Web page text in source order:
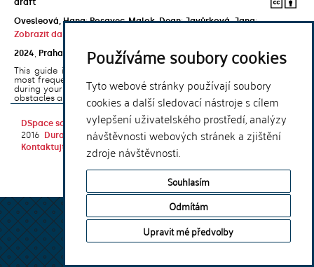
Používáme soubory cookies
Tyto webové stránky používají soubory
cookies a další sledovací nástroje s cílem
vylepšení uživatelského prostředí, analýzy
návštěvnosti webových stránek a zjištění
zdroje návštěvnosti.
Souhlasím
Odmítám
Upravit mé předvolby
draft
Ovesleová, Hana;Posavec-Malok, Dean;Javůrková, Jana;
Zobrazit další autory
2024
Praha
Univerzita Karlova, Nakladatelství Karolinum
This guide introduces the e-learning support tools that are used
most frequently at Charles University and that you may encounter
during your studies. It will also help you to avoid the most common
obstacles associated ...
DSpace softwarecopyright © 2002-
2016
DuraSpace
Kontaktujte nás
Vyjádření názoru
Theme by